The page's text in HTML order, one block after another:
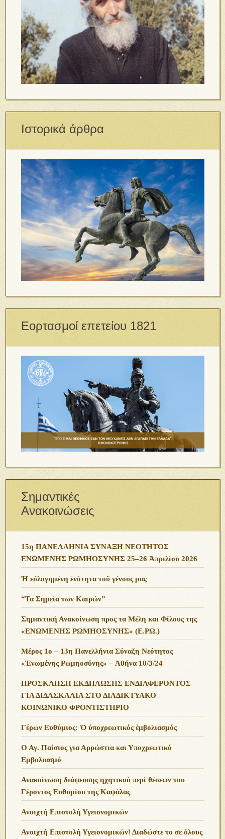
Ιστορικά άρθρα
Εορτασμοί επετείου 1821
Σημαντικές
Ανακοινώσεις
15η ΠΑΝΕΛΛΗΝΙΑ ΣΥΝΑΞΗ ΝΕΟΤΗΤΟΣ
ΕΝΩΜΕΝΗΣ ΡΩΜΗΟΣΥΝΗΣ 25–26 Ἀπριλίου 2026
Ἡ εὐλογημένη ἑνότητα τοῦ γένους μας
“Τα Σημεία των Καιρών”
Σημαντική Ανακοίνωση προς τα Μέλη και Φίλους της
«ΕΝΩΜΕΝΗΣ ΡΩΜΗΟΣΥΝΗΣ» (Ε.ΡΩ.)
Μέρος 1ο – 13η Πανελλήνια Σύναξη Νεότητος
«Ἑνωμένης Ρωμηοσύνης» – Ἀθήνα 10/3/24
ΠΡΟΣΚΛΗΣΗ ΕΚΔΗΛΩΣΗΣ ΕΝΔΙΑΦΕΡΟΝΤΟΣ
ΓΙΑ ΔΙΔΑΣΚΑΛΙΑ ΣΤΟ ΔΙΑΔΙΚΤΥΑΚΟ
ΚΟΙΝΩΝΙΚΟ ΦΡΟΝΤΙΣΤΗΡΙΟ
Γέρων Ευθύμιος: Ὁ ὑποχρεωτικός ἐμβολιασμός
Ο Αγ. Παίσιος για Αρρώστια και Υποχρεωτικό
Εμβολιασμό
Ανακοίνωση διάψευσης ηχητικού περί θέσεων του
Γέροντος Ευθυμίου της Καψάλας
Ανοιχτή Επιστολή Υγειονομικών
Ανοιχτή Επιστολή Υγειονομικών! Διαδώστε το σε όλους